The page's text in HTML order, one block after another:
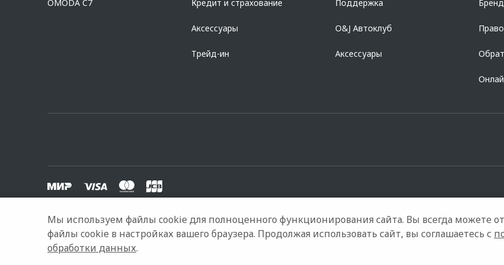
OMODA C7 Кредит и страхование
Аксессуары
Трейд-ин
Поддержка
O&J Автоклуб
Аксессуары
Бренд
© 2026 Оками Запад Модельный ряд Архивные модели Контакты Правовая информация
Мы используем файлы cookie для полноценного функционирования сайта. Вы всегда можете
файлы cookie в настройках вашего браузера. Продолжая использовать сайт, вы соглашаетесь с
обработки данных.